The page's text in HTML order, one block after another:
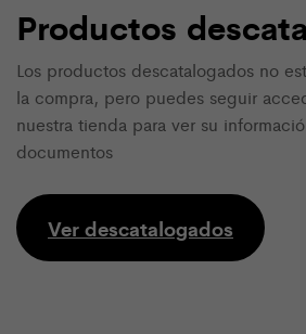
Productos
Los productos descatalogados no
la compra, pero puedes seguir
nuestra tienda para ver su
documentos
Ver descatalogados